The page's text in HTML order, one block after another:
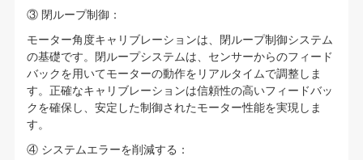
③ 閉ループ制御：
モーター角度キャリブレーションは、閉ループ制御システム
の基礎です。閉ループシステムは、センサーからのフィード
バックを用いてモーターの動作をリアルタイムで調整しま
す。正確なキャリブレーションは信頼性の高いフィードバッ
クを確保し、安定した制御されたモーター性能を実現しま
す。
④ システムエラーを削減する：